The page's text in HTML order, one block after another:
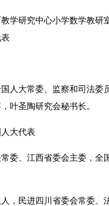
研究中心小学数学教研
大常委、监察和司法委
叶圣陶研究会秘书长。
大代表
、江西省委会主委，全
民进四川省委会常委、